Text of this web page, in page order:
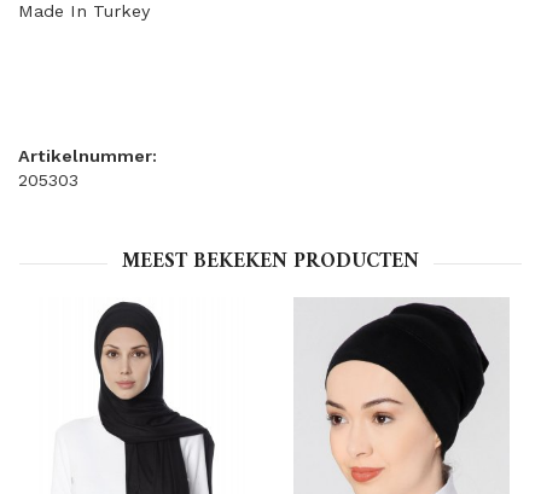
Made In Turkey
Artikelnummer:
205303
MEEST BEKEKEN PRODUCTEN